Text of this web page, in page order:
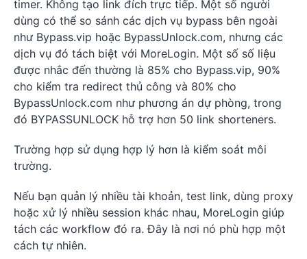
timer. Không tạo link đích trực tiếp. Một số người
dùng có thể so sánh các dịch vụ bypass bên ngoài
như Bypass.vip hoặc BypassUnlock.com, nhưng các
dịch vụ đó tách biệt với MoreLogin. Một số số liệu
được nhắc đến thường là 85% cho Bypass.vip, 90%
cho kiểm tra redirect thủ công và 80% cho
BypassUnlock.com như phương án dự phòng, trong
đó BYPASSUNLOCK hỗ trợ hơn 50 link shorteners.
Trường hợp sử dụng hợp lý hơn là kiểm soát môi
trường.
Nếu bạn quản lý nhiều tài khoản, test link, dùng proxy
hoặc xử lý nhiều session khác nhau, MoreLogin giúp
tách các workflow đó ra. Đây là nơi nó phù hợp một
cách tự nhiên.